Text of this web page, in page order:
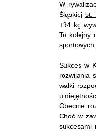
W
Śląskiejst.
+94 kg
To kolejny
Sukces w
rozwijania
walki
Obecnie
Choć w
sukcesami